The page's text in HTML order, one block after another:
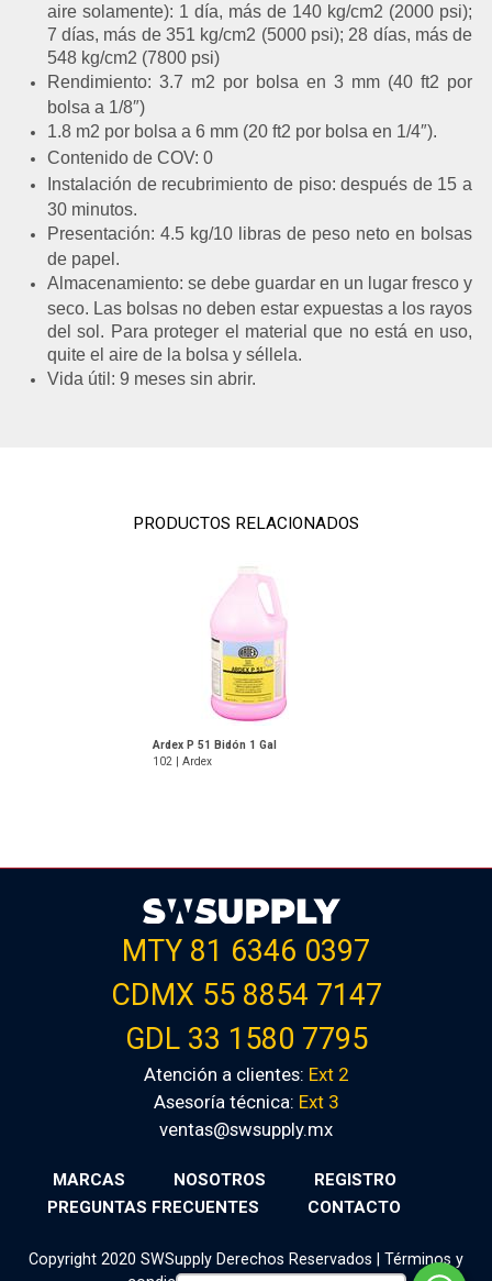
aire solamente): 1 día, más de 140 kg/cm2 (2000 psi);
7 días, más de 351 kg/cm2 (5000 psi); 28 días, más de
548 kg/cm2 (7800 psi)
Rendimiento: 3.7 m2 por bolsa en 3 mm (40 ft2 por
bolsa a 1/8″)
1.8 m2 por bolsa a 6 mm (20 ft2 por bolsa en 1/4″).
Contenido de COV: 0
Instalación de recubrimiento de piso: después de 15 a
30 minutos.
Presentación: 4.5 kg/10 libras de peso neto en bolsas
de papel.
Almacenamiento: se debe guardar en un lugar fresco y
seco. Las bolsas no deben estar expuestas a los rayos
del sol. Para proteger el material que no está en uso,
quite el aire de la bolsa y séllela.
Vida útil: 9 meses sin abrir.
PRODUCTOS RELACIONADOS
Ardex P 51 Bidón 1 Gal
102 | Ardex
MTY 81 6346 0397
CDMX 55 8854 7147
GDL 33 1580 7795
Atención a clientes: Ext 2
Asesoría técnica: Ext 3
ventas@swsupply.mx
MARCAS NOSOTROS
REGISTRO
PREGUNTAS FRECUENTES
CONTACTO
Copyright 2020 SWSupply Derechos Reservados | Términos y